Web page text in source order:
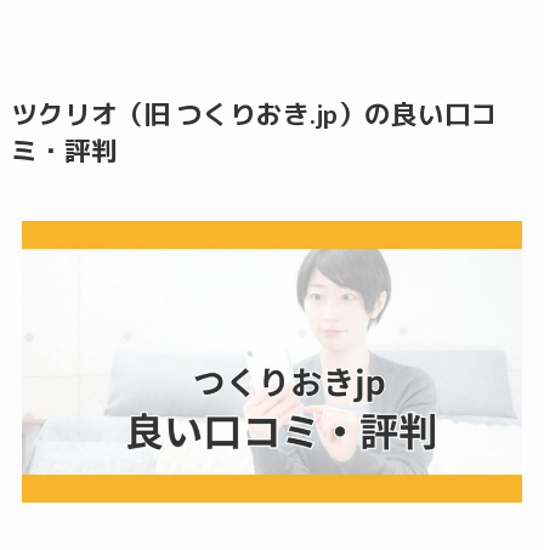
ツクリオ（旧 つくりおき.jp）の良い口コ
ミ・評判